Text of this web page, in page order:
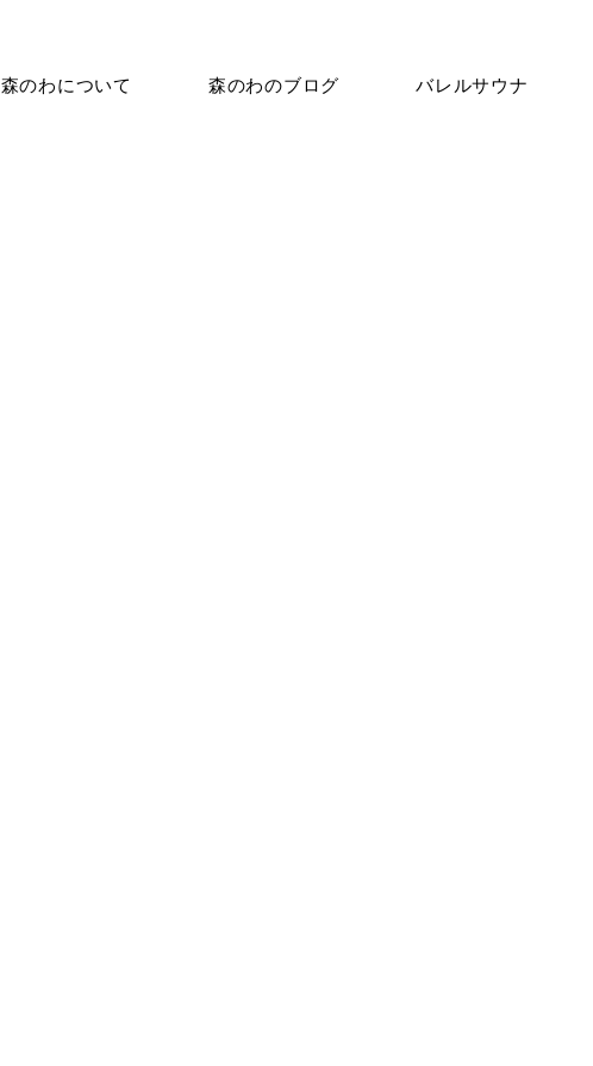
森のわについて 森のわのブログ バレルサウナ